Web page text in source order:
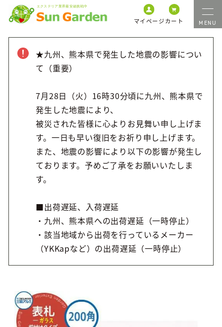
マイページカート
★九州、熊本県で発生した地震の影響につい
て（重要）
7月28日（火）16時30分頃に九州、熊本県で
発生した地震により、
被災された皆様に心よりお見舞い申し上げま
す。一日も早い復旧をお祈り申し上げます。
また、地震の影響により以下の影響が発生し
ております。予めご了承をお願いいたしま
す。
■出荷遅延、入荷遅延
・九州、熊本県への出荷遅延（一時停止）
・該当地域から出荷を行っているメーカー
（YKKapなど）の出荷遅延（一時停止）